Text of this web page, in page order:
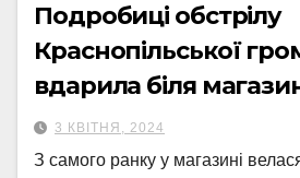
Подробиці обстрілу
Краснопільської
вдарила біля
3 КВІТНЯ, 2024
З самого ранку у магазині